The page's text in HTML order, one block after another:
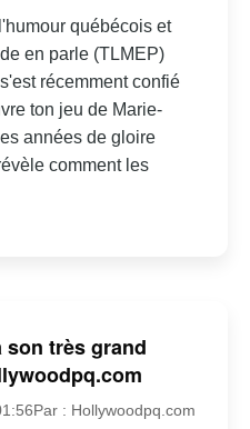
québécois et
en parle (TLMEP)
récemment confié
ton jeu de Marie-
années de gloire
comment les
son très grand
Par : Hollywoodpq.com